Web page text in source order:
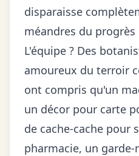
disparaisse
méandres du progrès
L'équipe ? Des
amoureux du terroir
ont compris qu'un
un décor pour carte
de cache-cache pour
pharmacie, un garde-